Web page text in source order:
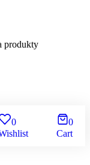
produkty
0
0
Cart